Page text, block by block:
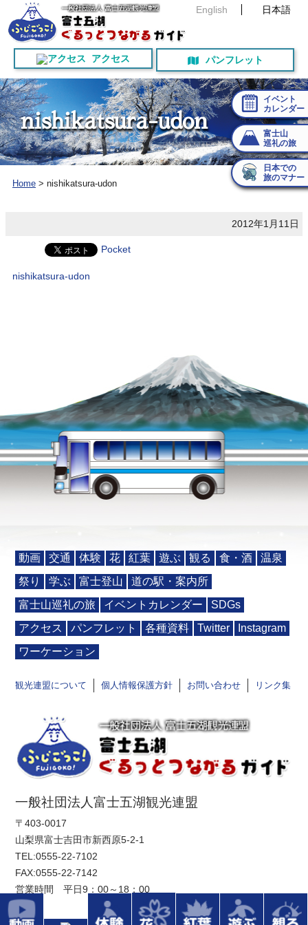
English 日本語
アクセス パンフレット
イベント
カレンダー
富士山
巡礼の旅
日本での
旅のマナー
nishikatsura-udon
Home > nishikatsura-udon
2012年1月11日
Pocket
nishikatsura-udon
動画 交通 体験 花 紅葉 遊ぶ 観る 食・酒
温泉
祭り
学ぶ 富士登山
道の駅・案内所
富士山巡礼の旅
イベントカレンダー
SDGs
アクセス
パンフレット 各種資料 Twitter
Instagram
ワーケーション
観光連盟について 個人情報保護方針 お問い合わせ リンク集
一般社団法人富士五湖観光連盟
〒403-0017
山梨県富士吉田市新西原5-2-1
TEL:0555-22-7102
FAX:0555-22-7142
営業時間 平日9：00～18：00